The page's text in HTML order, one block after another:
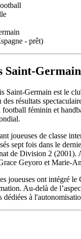
- prêt)
Saint-
Saint-Germain est le
résultats
football féminin et
joueuses de classe
sept fois dans le
de Division 2 (2001).
Geyoro et Marie-
joueuses ont intégré le
Au-delà de
à